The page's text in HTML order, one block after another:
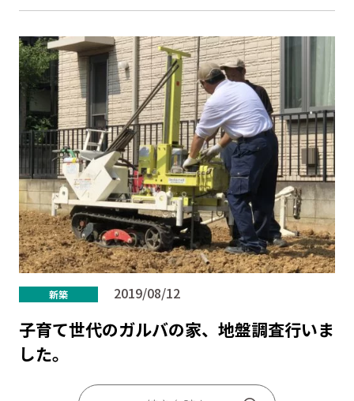
新築 2019/08/12
子育て世代のガルバの家、地盤調査行いま
した。